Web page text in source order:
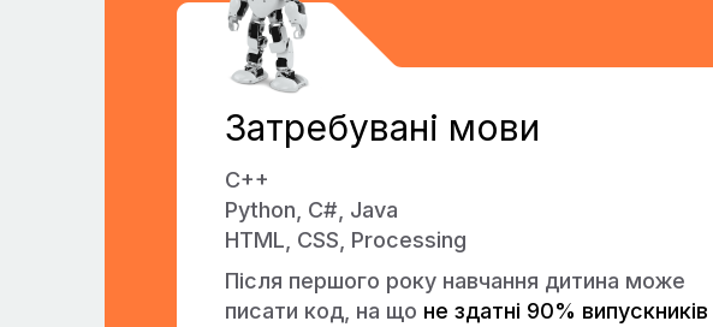
Затребувані мови
C++
Python, C#, Java
HTML, CSS, Processing
Після першого року навчання дитина може
писати код, на що не здатні 90% випускників